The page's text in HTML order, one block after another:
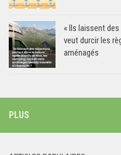
« Ils laissent
veut durcir les
aménagés
PLUS